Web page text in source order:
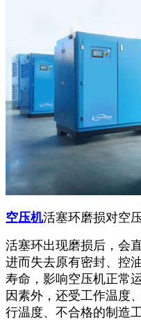
空压机活塞环磨损对空
活塞环出现磨损后，会
进而失去原有密封、控
寿命，影响空压机正常
因素外，还受工作温度
行温度、不合格的制造